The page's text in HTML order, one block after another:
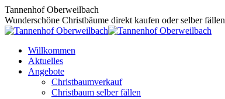
Zum
Inhalt
springen
Tannenhof Oberweilbach
Wunderschöne Christbäume direkt kaufen oder selber fällen
Willkommen
Aktuelles
Angebote
Christbaumverkauf
Christbaum selber fällen